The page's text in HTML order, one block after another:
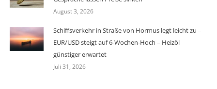
August 3, 2026
Schiffsverkehr in Straße von Hormus legt leicht zu –
EUR/USD steigt auf 6-Wochen-Hoch – Heizöl
günstiger erwartet
Juli 31, 2026